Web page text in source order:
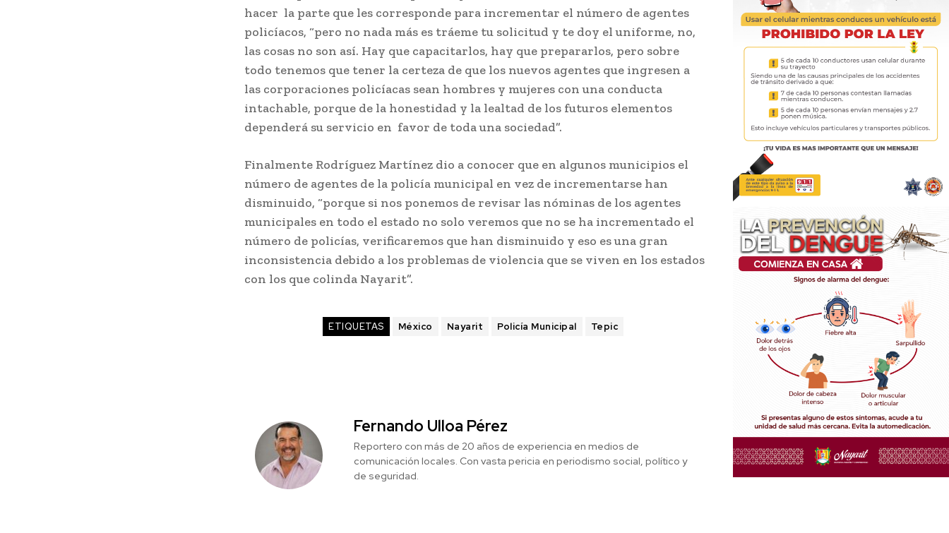
hacer la parte que les corresponde para incrementar el número de agentes
policíacos, “pero no nada más es tráeme tu solicitud y te doy el uniforme, no,
las cosas no son así. Hay que capacitarlos, hay que prepararlos, pero sobre
todo tenemos que tener la certeza de que los nuevos agentes que ingresen a
las corporaciones policíacas sean hombres y mujeres con una conducta
intachable, porque de la honestidad y la lealtad de los futuros elementos
dependerá su servicio en favor de toda una sociedad”.
Finalmente Rodríguez Martínez dio a conocer que en algunos municipios el
número de agentes de la policía municipal en vez de incrementarse han
disminuido, “porque si nos ponemos de revisar las nóminas de los agentes
municipales en todo el estado no solo veremos que no se ha incrementado el
número de policías, verificaremos que han disminuido y eso es una gran
inconsistencia debido a los problemas de violencia que se viven en los estados
con los que colinda Nayarit”.
ETIQUETAS México Nayarit Policía Municipal Tepic
Fernando Ulloa Pérez
Reportero con más de 20 años de experiencia en medios de
comunicación locales. Con vasta pericia en periodismo social, político y
de seguridad.